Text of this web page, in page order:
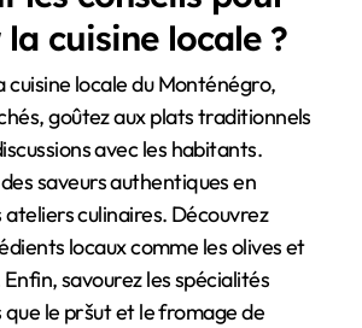
cuisine locale ?
cuisine locale du Monténégro,
goûtez aux plats traditionnels
avec les habitants.
saveurs authentiques en
culinaires. Découvrez
locaux comme les olives et
savourez les spécialités
le pršut et le fromage de